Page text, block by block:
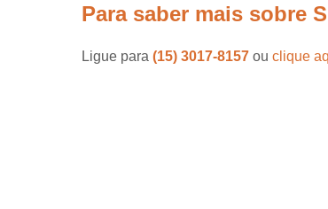
Para saber mais sobre
Ligue para (15) 3017-8157 ou clique